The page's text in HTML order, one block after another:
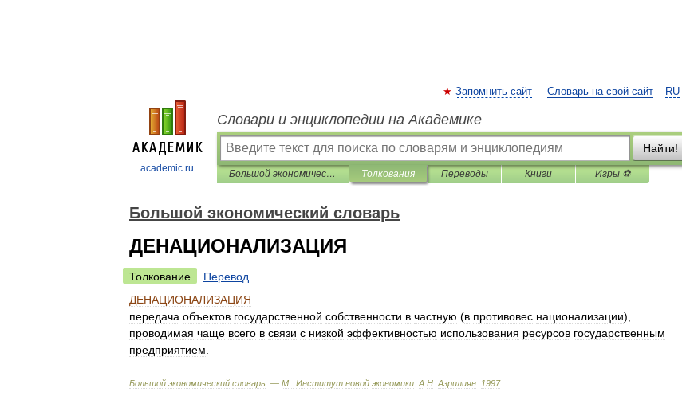
academic.ru
RU
Запомнить сайт Словарь на свой сайт
Словари и энциклопедии на Академике
Найти!
Большой экономический словарь Толкования Переводы Книги Игры ⚽
Большой экономический словарь
ДЕНАЦИОНАЛИЗАЦИЯ
Толкование
Перевод
ДЕНАЦИОНАЛИЗАЦИЯ
передача объектов государственной собственности в частную (в противовес национализации),
проводимая чаще всего в связи с низкой эффективностью использования ресурсов государственным
предприятием
Большой экономический словарь . — М : Институт новой экономики А Н Азрилиян 1997.